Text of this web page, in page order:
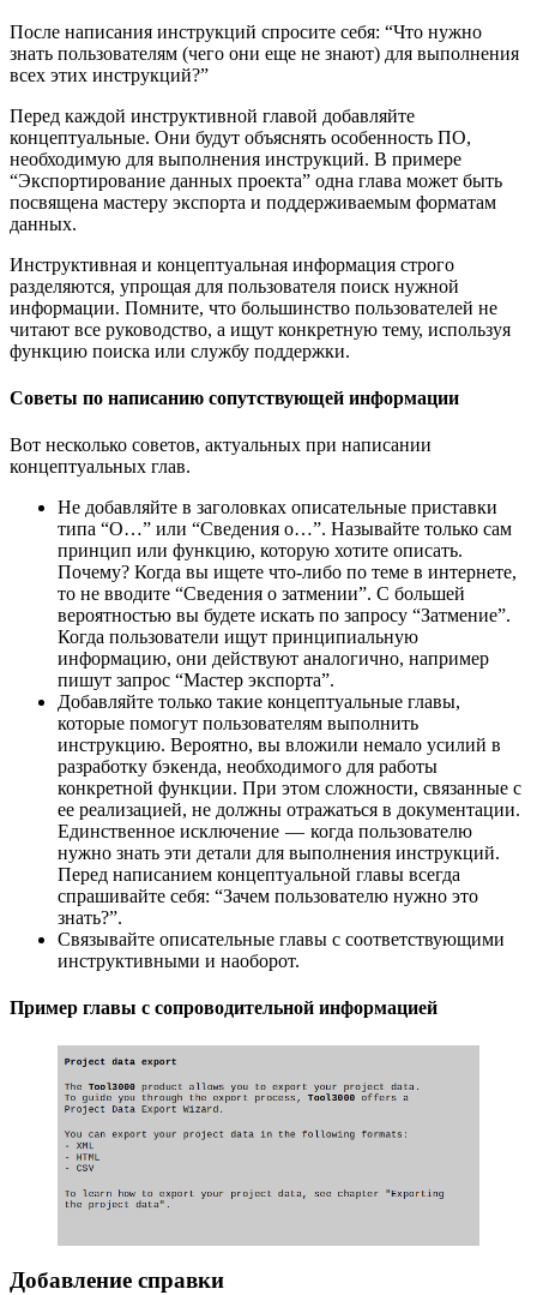
После написания инструкций спросите себя: “Что нужно
знать пользователям (чего они еще не знают) для выполнения
всех этих инструкций?”
Перед каждой инструктивной главой добавляйте
концептуальные. Они будут объяснять особенность ПО,
необходимую для выполнения инструкций. В примере
“Экспортирование данных проекта” одна глава может быть
посвящена мастеру экспорта и поддерживаемым форматам
данных.
Инструктивная и концептуальная информация строго
разделяются, упрощая для пользователя поиск нужной
информации. Помните, что большинство пользователей не
читают все руководство, а ищут конкретную тему, используя
функцию поиска или службу поддержки.
Советы по написанию сопутствующей информации
Вот несколько советов, актуальных при написании
концептуальных глав.
Не добавляйте в заголовках описательные приставки
типа “О…” или “Сведения о…”. Называйте только сам
принцип или функцию, которую хотите описать.
Почему? Когда вы ищете что-либо по теме в интернете,
то не вводите “Сведения о затмении”. С большей
вероятностью вы будете искать по запросу “Затмение”.
Когда пользователи ищут принципиальную
информацию, они действуют аналогично, например
пишут запрос “Мастер экспорта”.
Добавляйте только такие концептуальные главы,
которые помогут пользователям выполнить
инструкцию. Вероятно, вы вложили немало усилий в
разработку бэкенда, необходимого для работы
конкретной функции. При этом сложности, связанные с
ее реализацией, не должны отражаться в документации.
Единственное исключение — когда пользователю
нужно знать эти детали для выполнения инструкций.
Перед написанием концептуальной главы всегда
спрашивайте себя: “Зачем пользователю нужно это
знать?”.
Связывайте описательные главы с соответствующими
инструктивными и наоборот.
Пример главы с сопроводительной информацией
Добавление справки